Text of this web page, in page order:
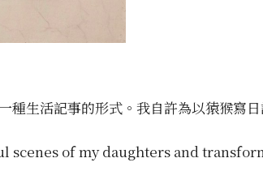
生活記事的形式。我自許為以猿猴寫日
of my daughters and